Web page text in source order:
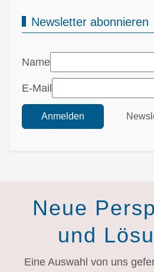
Newsletter abonnieren
Name
E-Mail
Anmelden
Neue
und
Eine Auswahl von uns